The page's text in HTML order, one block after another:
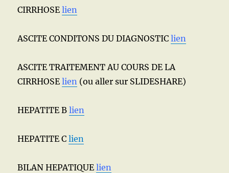
CIRRHOSElien
ASCITE CONDITONS DU DIAGNOSTIClien
ASCITE TRAITEMENT AU COURS DE LA
CIRRHOSElien (ou aller sur SLIDESHARE)
HEPATITE Blien
HEPATITE Clien
BILAN HEPATIQUElien